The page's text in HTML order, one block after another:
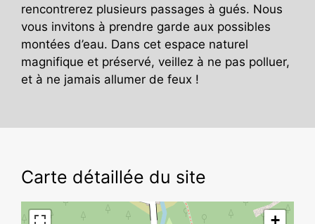
rencontrerez plusieurs passages à gués. Nous
vous invitons à prendre garde aux possibles
montées d’eau. Dans cet espace naturel
magnifique et préservé, veillez à ne pas polluer,
et à ne jamais allumer de feux !
Carte détaillée du site
+